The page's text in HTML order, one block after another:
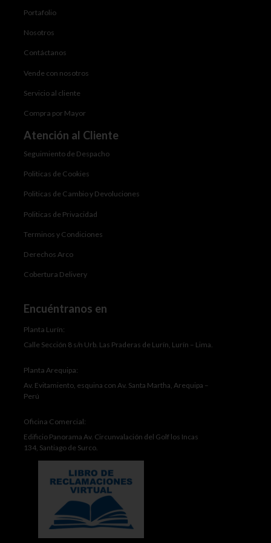
Portafolio
Nosotros
Contáctanos
Vende con nosotros
Servicio al cliente
Compra por Mayor
Atención al Cliente
Seguimiento de Despacho
Politicas de Cookies
Politicas de Cambio y Devoluciones
Politicas de Privacidad
Terminos y Condiciones
Derechos Arco
Cobertura Delivery
Encuéntranos en
Planta Lurín:
Calle Sección 8 s/n Urb. Las Praderas de Lurín, Lurín – Lima.
Planta Arequipa:
Av. Evitamiento, esquina con Av. Santa Martha, Arequipa –
Perú
Oficina Comercial:
Edificio Panorama Av. Circunvalación del Golf los Incas
134, Santiago de Surco.